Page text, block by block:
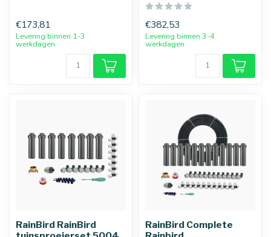
€173,81
Levering binnen 1-3
werkdagen
€382,53
Levering binnen 3-4
werkdagen
RainBird RainBird
RainBird Complete
25 mm 32 mm